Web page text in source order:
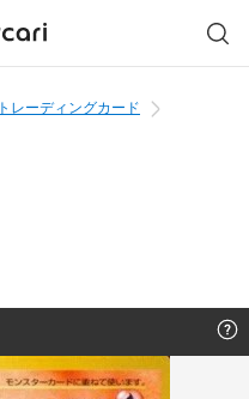
トレーディングカード